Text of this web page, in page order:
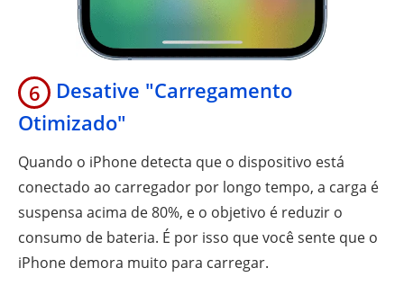
6
Desative "Carregamento
Otimizado"
Quando o iPhone detecta que o dispositivo está
conectado ao carregador por longo tempo, a carga é
suspensa acima de 80%, e o objetivo é reduzir o
consumo de bateria. É por isso que você sente que o
iPhone demora muito para carregar.